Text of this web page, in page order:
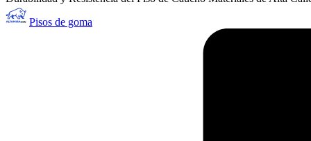
Publicado
por
Pisos de goma